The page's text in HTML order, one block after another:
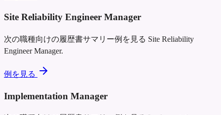
Site Reliability Engineer Manager
次の職種向けの履歴書サマリー例を見る Site Reliability
Engineer Manager.
例を見る
Implementation Manager